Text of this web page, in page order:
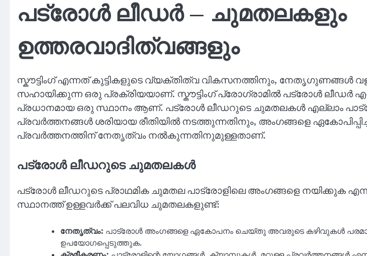
പട്രോള്‍ ലീഡര്‍ – ചുമതലകളും
ഉത്തരവാദിത്വങ്ങളും
സ്കൗട്ടിംഗ് എന്നത് കുട്ടികളുടെ വ്യക്തിത്വ വികസനത്തിനും, നേതൃഗുണങ്ങൾ
സഹായിക്കുന്ന ഒരു പ്രക്രിയയാണ്. സ്കൗട്ടിംഗ് പ്രോഗ്രാമിൽ പട്രോള്‍ ലീഡര്‍
പ്രധാനമായ ഒരു സ്ഥാനം ആണ്. പട്രോള്‍ ലീഡറുടെ ചുമതലകൾ എല്ലാം
പ്രവർത്തനങ്ങൾ ശരിയായ രീതിയിൽ നടത്തുന്നതിനും, അംഗങ്ങളെ
പ്രവർത്തനത്തിന് നേതൃത്വം നൽകുന്നതിനുമുള്ളതാണ്.
പട്രോള്‍ ലീഡറുടെ ചുമതലകൾ
പട്രോള്‍ ലീഡറുടെ പ്രാഥമിക ചുമതല പാട്രോളിലെ അംഗങ്ങളെ നയിക്കുക
സ്ഥാനത്ത് ഉള്ളവർക്ക് പലവിധ ചുമതലകളുണ്ട്:
നേതൃത്വം: പാട്രോള്‍ അംഗങ്ങളെ ഏകോപനം ചെയ്തു അവരുടെ കഴിവുകൾ
ഉപയോഗപ്പെടുത്തുക.